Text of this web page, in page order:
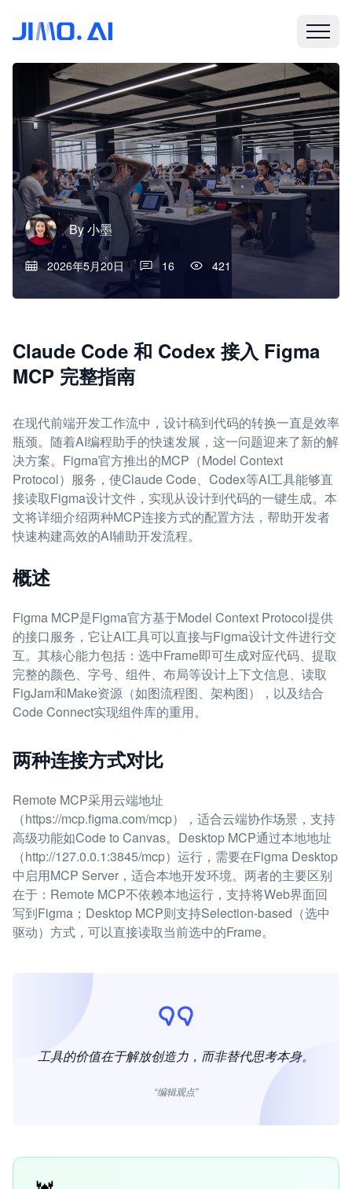
By小墨
2026年5月20日 16 421
Claude Code 和 Codex 接入 Figma
MCP 完整指南
在现代前端开发工作流中，设计稿到代码的转换一直是效率
瓶颈。随着AI编程助手的快速发展，这一问题迎来了新的解
决方案。Figma官方推出的MCP（Model Context
Protocol）服务，使Claude Code、Codex等AI工具能够直
接读取Figma设计文件，实现从设计到代码的一键生成。本
文将详细介绍两种MCP连接方式的配置方法，帮助开发者
快速构建高效的AI辅助开发流程。
概述
Figma MCP是Figma官方基于Model Context Protocol提供
的接口服务，它让AI工具可以直接与Figma设计文件进行交
互。其核心能力包括：选中Frame即可生成对应代码、提取
完整的颜色、字号、组件、布局等设计上下文信息、读取
FigJam和Make资源（如图流程图、架构图），以及结合
Code Connect实现组件库的重用。
两种连接方式对比
Remote MCP采用云端地址
（https://mcp.figma.com/mcp），适合云端协作场景，支持
高级功能如Code to Canvas。Desktop MCP通过本地地址
（http://127.0.0.1:3845/mcp）运行，需要在Figma Desktop
中启用MCP Server，适合本地开发环境。两者的主要区别
在于：Remote MCP不依赖本地运行，支持将Web界面回
写到Figma；Desktop MCP则支持Selection-based（选中
驱动）方式，可以直接读取当前选中的Frame。
工具的价值在于解放创造力，而非替代思考本身。
“编辑观点”